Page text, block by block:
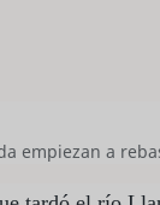
empiezan a